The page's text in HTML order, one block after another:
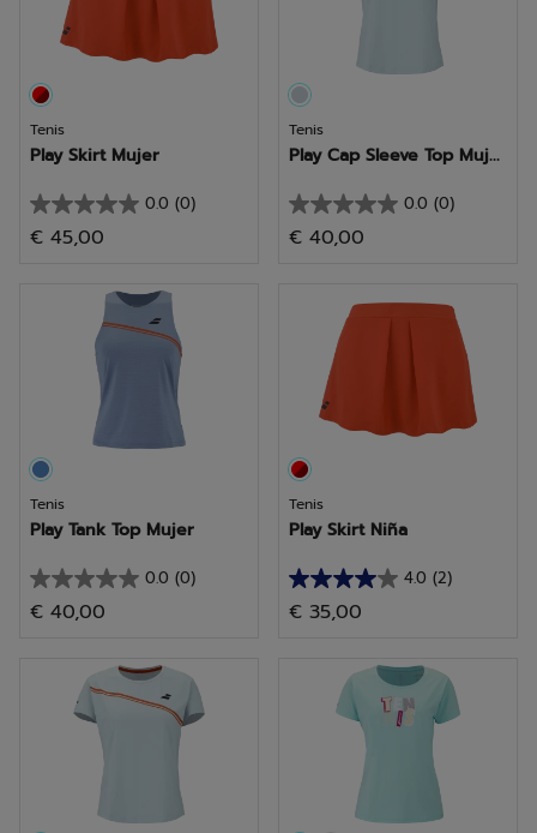
Tenis
Play Skirt Mujer
0.0 (0)
0.0
de
estrellas.
€ 45,00
Tenis
Play Cap Sleeve Top Muj...
0.0 (0)
0.0
de
estrellas.
€ 40,00
Tenis
Play Tank Top Mujer
0.0 (0)
0.0
de
estrellas.
€ 40,00
Tenis
Play Skirt Niña
4.0 (2)
4.0
de
estrellas.
€ 35,00